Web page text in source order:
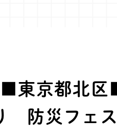
■東京都北
防災フェ